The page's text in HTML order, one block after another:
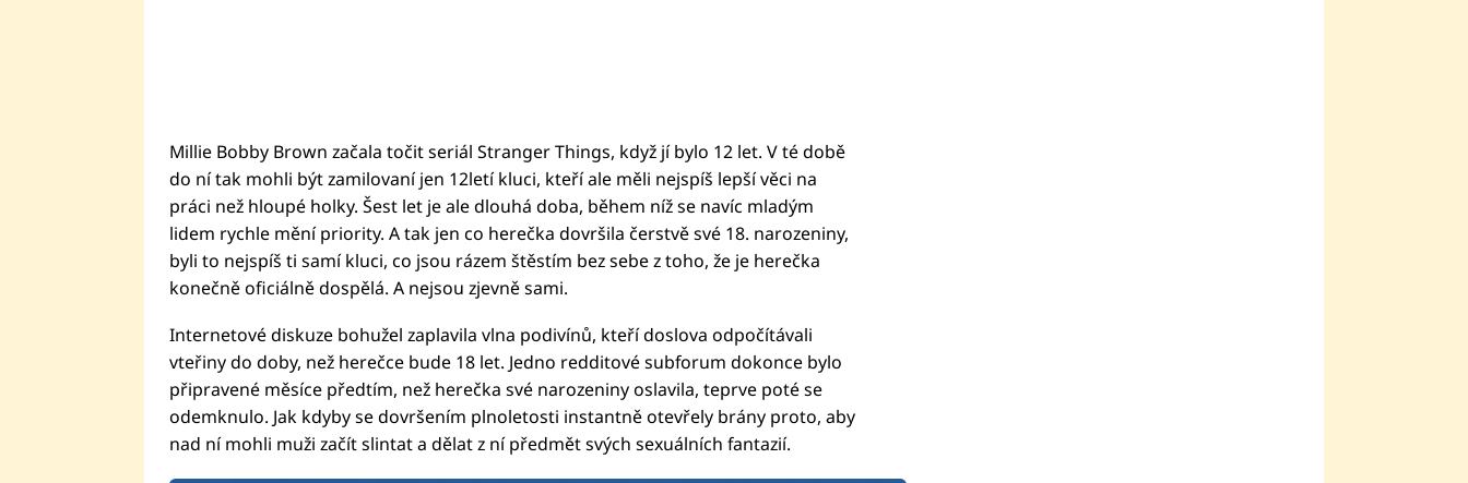
Millie Bobby Brown začala točit seriál Stranger Things, když jí bylo 12 let. V té době
do ní tak mohli být zamilovaní jen 12letí kluci, kteří ale měli nejspíš lepší věci na
práci než hloupé holky. Šest let je ale dlouhá doba, během níž se navíc mladým
lidem rychle mění priority. A tak jen co herečka dovršila čerstvě své 18. narozeniny,
byli to nejspíš ti samí kluci, co jsou rázem štěstím bez sebe z toho, že je herečka
konečně oficiálně dospělá. A nejsou zjevně sami.
Internetové diskuze bohužel zaplavila vlna podivínů, kteří doslova odpočítávali
vteřiny do doby, než herečce bude 18 let. Jedno redditové subforum dokonce bylo
připravené měsíce předtím, než herečka své narozeniny oslavila, teprve poté se
odemknulo. Jak kdyby se dovršením plnoletosti instantně otevřely brány proto, aby
nad ní mohli muži začít slintat a dělat z ní předmět svých sexuálních fantazií.